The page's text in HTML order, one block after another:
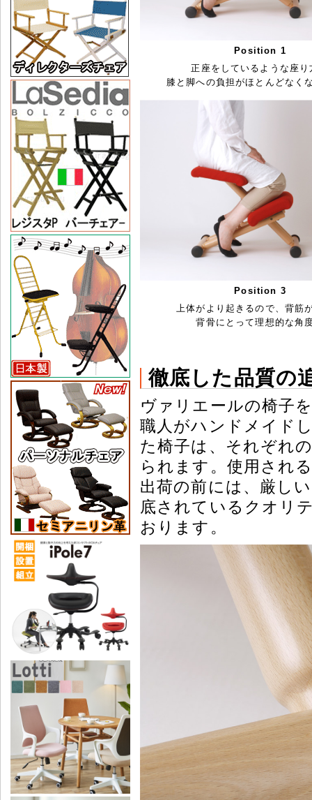
Position 1
正座をしているような座り
膝と脚への負担がほとんどなく
Position 3
上体がより起きるので、背筋
背骨にとって理想的な角
徹底した品質の
ヴァリエールの椅子
職人がハンドメイド
た椅子は、それぞれ
られます。使用され
出荷の前には、厳し
底されているクオリ
おります。